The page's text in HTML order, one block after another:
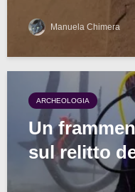
Manuela Chimera
ARCHEOLOGIA
Un
sul relitto